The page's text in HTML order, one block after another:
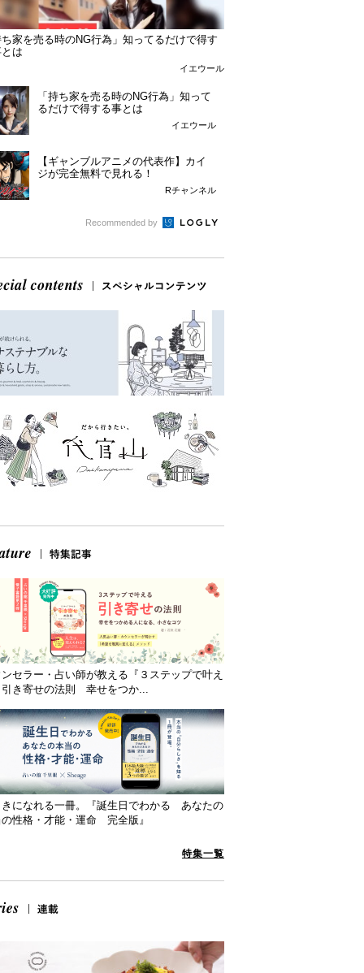
家を売る時のNG行為」知ってるだけで得す
は
イエウール
「持ち家を売る時のNG行為」知って
るだけで得する事とは
イエウール
【ギャンブルアニメの代表作】カイ
ジが完全無料で見れる！
Rチャンネル
Recommended by
セラー・占い師が教える『３ステップで叶え
き寄せの法則 幸せをつか...
きになれる一冊。『誕生日でわかる あなたの
性格・才能・運命 完全版』
特集一覧